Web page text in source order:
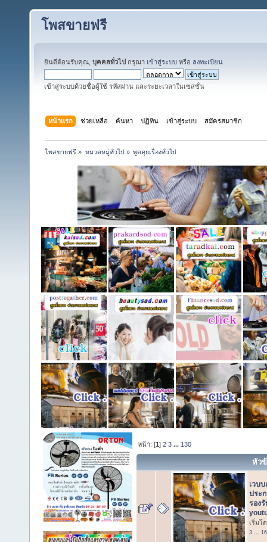
โพสขายฟรี
ยินดีต้อนรับคุณ, บุคคลทั่วไป กรุณา เข้าสู่ระบบ หรือ ลงทะเบียน
เข้าสู่ระบบด้วยชื่อผู้ใช้ รหัสผ่าน และระยะเวลาในเซสชั่น
หน้าแรก ช่วยเหลือ ค้นหา ปฏิทิน เข้าสู่ระบบ สมัครสมาชิก
โพสขายฟรี » หมวดหมู่ทั่วไป» พูดคุยเรื่องทั่วไป
หน้า: [1]2 3 ... 130
หัว
เวบ
ประ
รอง
เริ่มโ
3 16